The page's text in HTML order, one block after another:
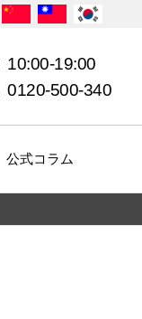
10:00-19:00
0120-500-340
公式コラム